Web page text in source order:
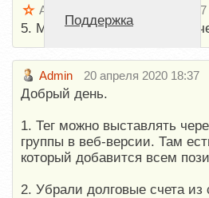
Поддержка
Андрей 20 апреля 2020 17:07
5. Можно ли как-то менять
Admin 20 апреля 2020 18:37
Добрый день.
1. Тег можно выставлять
группы в веб-версии. Там
который добавится всем
2. Убрали долговые счета из